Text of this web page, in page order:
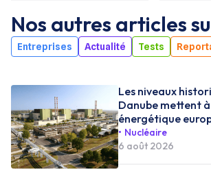
Nos autres articles
Entreprises Actualité Tests
Les niveaux
Danube mettent
énergétique
Nucléaire
6 août 2026